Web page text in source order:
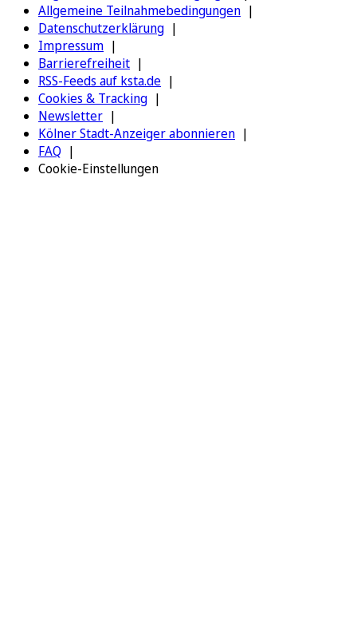
Allgemeine Teilnahmebedingungen
Datenschutzerklärung
Impressum
Barrierefreiheit
RSS-Feeds auf ksta.de
Cookies & Tracking
Newsletter
Kölner Stadt-Anzeiger abonnieren
FAQ
Cookie-Einstellungen